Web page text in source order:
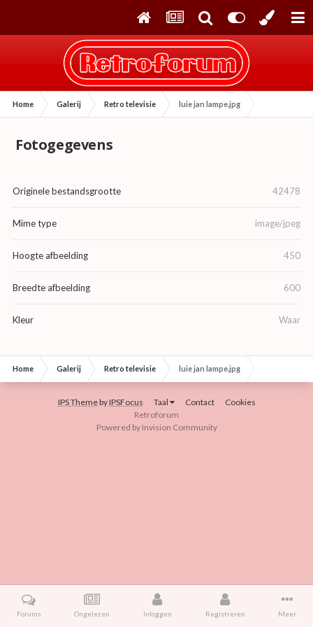
Home Galerij Retro televisie luie jan lampe.jpg
Fotogegevens
Originele bestandsgrootte 42478
Mime type image/jpeg
Hoogte afbeelding 450
Breedte afbeelding 600
Kleur Waar
Home Galerij Retro televisie luie jan lampe.jpg
IPS ThemebyIPSFocus Taal Contact
Cookies
Retroforum
Powered by Invision Community
Forums Ongelezen Inloggen Registreren Meer